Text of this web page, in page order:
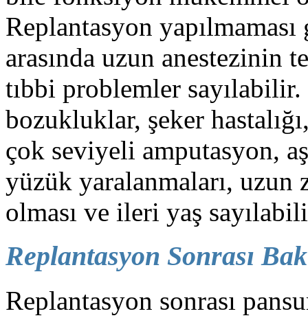
Replantasyon
arasında uzun anestezinin
tıbbi problemler sayılabilir.
bozukluklar, şeker
çok seviyeli amputasyon,
yüzük yaralanmaları, uzun
olması ve ileri yaş
Replantasyon Sonrası
Replantasyon sonrası